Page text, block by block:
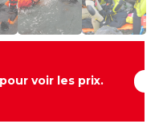
voir les prix.